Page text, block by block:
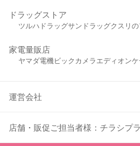
ドラッグストア
ツルハドラッグサンドラッグクスリ
家電量販店
ヤマダ電機ビックカメラ エディオン
運営会社
店舗・販促ご担当者様：チラシプ